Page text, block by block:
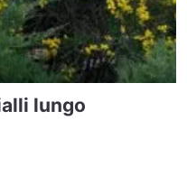
lungo